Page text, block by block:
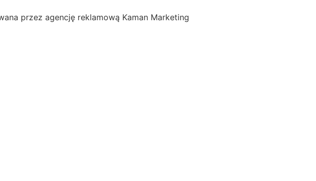
przez agencję reklamową Kaman Marketing